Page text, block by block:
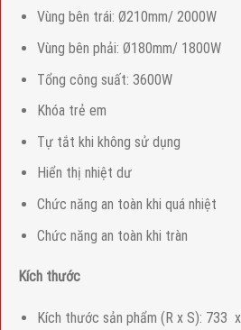
Vùng bên trái: Ø210mm/ 2000W
Vùng bên phải: Ø180mm/ 1800W
Tổng công suất: 3600W
Khóa trẻ em
Tự tắt khi không sử dụng
Hiển thị nhiệt dư
Chức năng an toàn khi quá nhiệt
Chức năng an toàn khi tràn
Kích thước
Kích thước sản phẩm (R x S): 733